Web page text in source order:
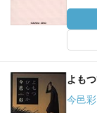
よも
今邑彩